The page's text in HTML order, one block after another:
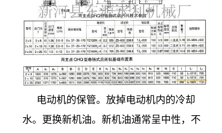
电动机的保管。放掉电动机内的冷却
水。更换新机油。新机油通常呈中性，不